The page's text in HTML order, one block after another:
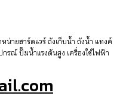
น่ายฮาร์ดแวร์ ถังเก็บน้ำ ถังน้ำ แทงค์
รณ์ ปั๊มน้ำแรงดันสูง เครื่องใช้ไฟฟ้า